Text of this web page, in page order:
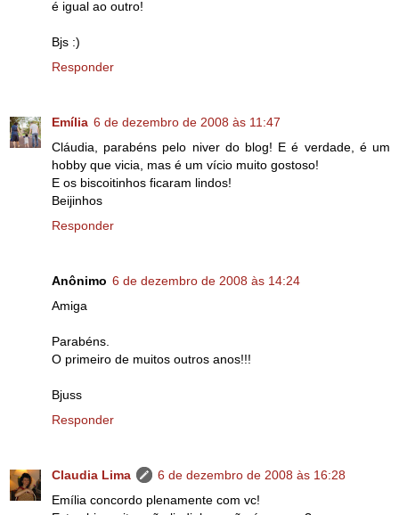
é igual ao outro!
Bjs :)
Responder
Emília 6 de dezembro de 2008 às 11:47
Cláudia, parabéns pelo niver do blog! E é verdade, é um
hobby que vicia, mas é um vício muito gostoso!
E os biscoitinhos ficaram lindos!
Beijinhos
Responder
Anônimo 6 de dezembro de 2008 às 14:24
Amiga
Parabéns.
O primeiro de muitos outros anos!!!
Bjuss
Responder
Claudia Lima
6 de dezembro de 2008 às 16:28
Emília concordo plenamente com vc!